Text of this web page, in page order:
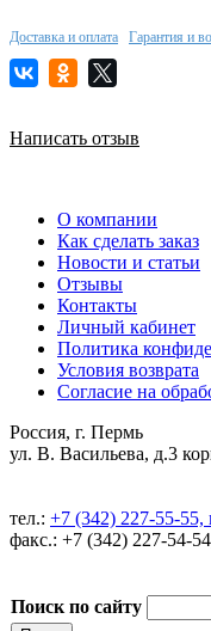
Доставка и оплата Гарантия и
Написать отзыв
О компании
Как сделать заказ
Новости и статьи
Отзывы
Контакты
Личный кабинет
Политика
Условия возврата
Согласие на
Россия, г. Пермь
ул. В. Васильева, д.3
тел.: +7 (342) 227-55-55,
факс.: +7 (342) 227-54-
Поиск по сайту